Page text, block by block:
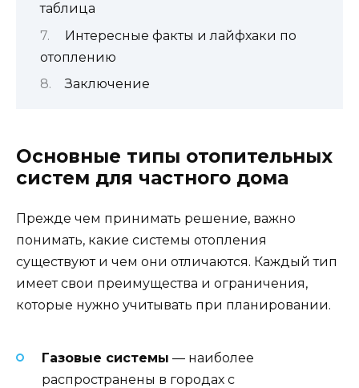
таблица
Интересные факты и лайфхаки по
отоплению
Заключение
Основные типы отопительных
систем для частного дома
Прежде чем принимать решение, важно
понимать, какие системы отопления
существуют и чем они отличаются. Каждый тип
имеет свои преимущества и ограничения,
которые нужно учитывать при планировании.
Газовые системы — наиболее
распространены в городах с